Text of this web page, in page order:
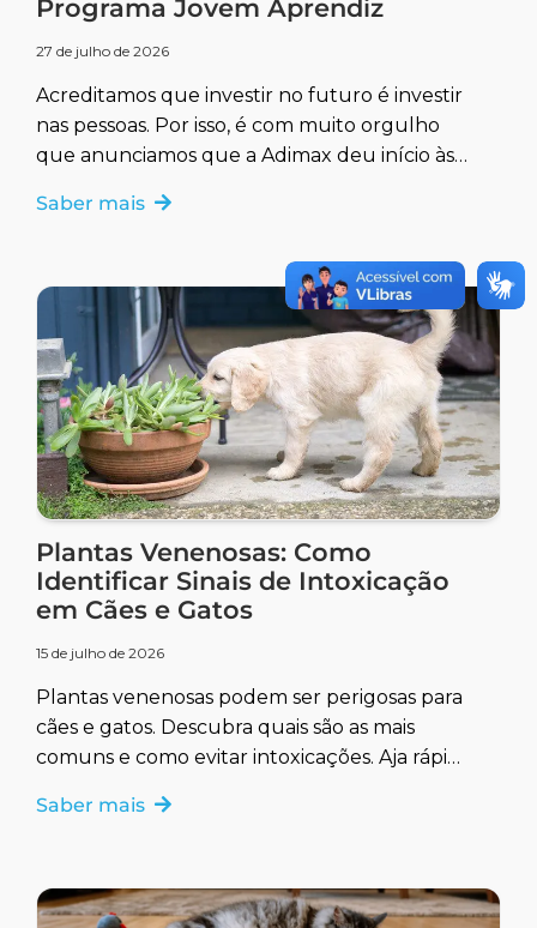
Programa Jovem Aprendiz
27 de julho de 2026
Acreditamos que investir no futuro é investir
nas pessoas. Por isso, é com muito orgulho
que anunciamos que a Adimax deu início às
Saber mais
Plantas Venenosas: Como
Identificar Sinais de Intoxicação
em Cães e Gatos
15 de julho de 2026
Plantas venenosas podem ser perigosas para
cães e gatos. Descubra quais são as mais
comuns e como evitar intoxicações. Aja rápido
Saber mais